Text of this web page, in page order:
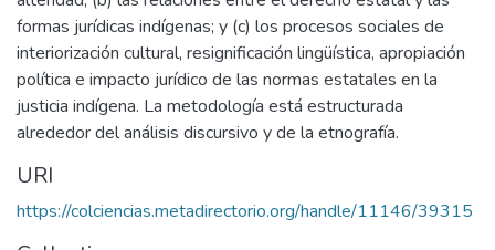
formas jurídicas indígenas; y (c) los procesos sociales de
interiorización cultural, resignificación lingüística, apropiación
política e impacto jurídico de las normas estatales en la
justicia indígena. La metodología está estructurada
alrededor del análisis discursivo y de la etnografía.
URI
https://colciencias.metadirectorio.org/handle/11146/39315